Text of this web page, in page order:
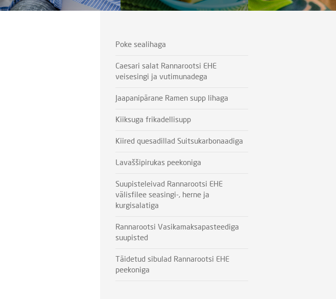
Poke sealihaga
Caesari salat Rannarootsi EHE
veisesingi ja vutimunadega
Jaapanipärane Ramen supp lihaga
Kiiksuga frikadellisupp
Kiired quesadillad Suitsukarbonaadiga
Lavaššipirukas peekoniga
Suupisteleivad Rannarootsi EHE
välisfilee seasingi-, herne ja
kurgisalatiga
Rannarootsi Vasikamaksapasteediga
suupisted
Täidetud sibulad Rannarootsi EHE
peekoniga